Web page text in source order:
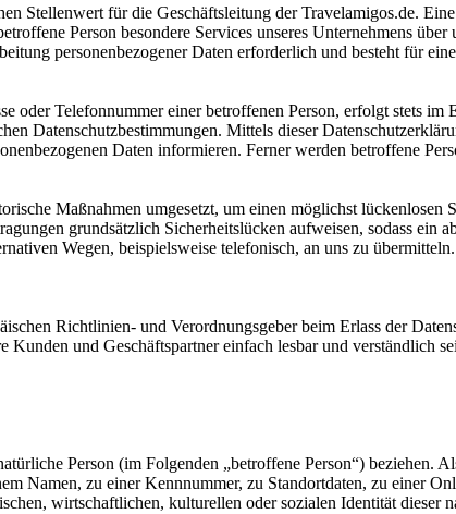
Stellenwert für die Geschäftsleitung der Travelamigos.de.
Person besondere Services unseres Unternehmens
personenbezogener Daten erforderlich und besteht für
oder Telefonnummer einer betroffenen Person, erfolgt stets im
Datenschutzbestimmungen. Mittels dieser
Daten informieren. Ferner werden betroffene
Maßnahmen umgesetzt, um einen möglichst lückenlosen
grundsätzlich Sicherheitslücken aufweisen, sodass ein
Wegen, beispielsweise telefonisch, an uns zu übermitteln.
Richtlinien- und Verordnungsgeber beim Erlass der
und Geschäftspartner einfach lesbar und verständlich
Person (im Folgenden „betroffene Person“) beziehen.
Namen, zu einer Kennnummer, zu Standortdaten, zu einer
wirtschaftlichen, kulturellen oder sozialen Identität dieser